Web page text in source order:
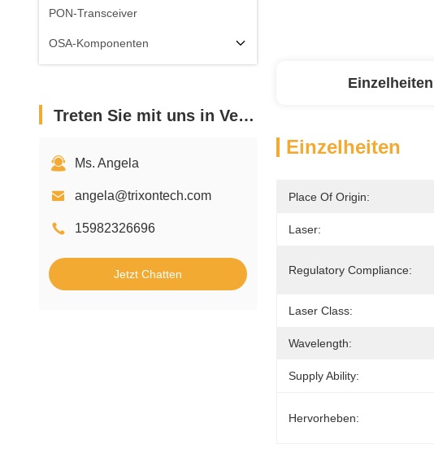
PON-Transceiver
OSA-Komponenten
Treten Sie mit uns in Verbindung
Ms. Angela
angela@trixontech.com
15982326696
Jetzt Chatten
Einzelheiten
Einzelheiten
Place Of Origin:
Laser:
Regulatory Compliance:
Laser Class:
Wavelength:
Supply Ability:
Hervorheben: